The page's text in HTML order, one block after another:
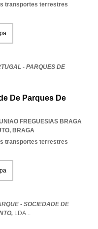
transportes terrestres
- PARQUES DE
De Parques De
FREGUESIAS BRAGA
, BRAGA
transportes terrestres
- SOCIEDADE DE
LDA...